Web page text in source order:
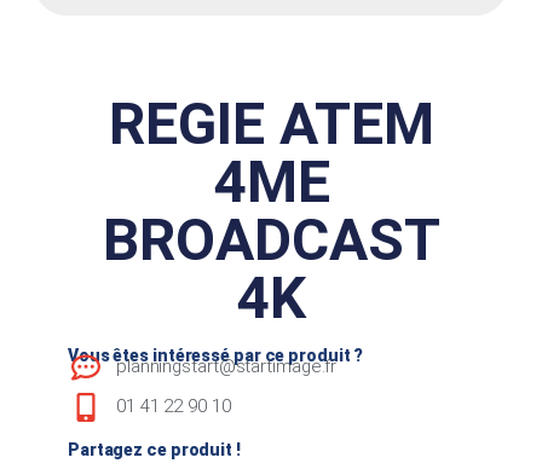
REGIE ATEM
4ME
BROADCAST
4K
Vous êtes intéressé par ce produit ?
planningstart@startimage.fr
01 41 22 90 10
Partagez ce produit !